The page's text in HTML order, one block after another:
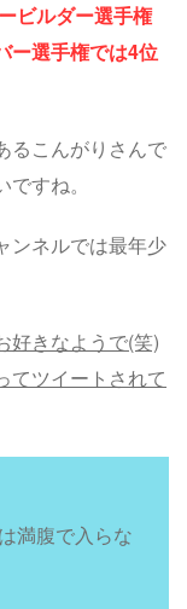
ビルダー選手権
ー選手権では4位
るこんがりさんで
すね。
ンネルでは最年少
好きなようで(笑)
てツイートされて
満腹で入らな